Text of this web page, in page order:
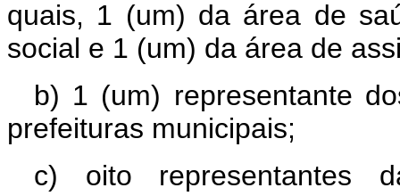
quais, 1 (um) da área de
social e 1 (um) da área de
b) 1 (um) representante
prefeituras municipais;
c) oito representantes